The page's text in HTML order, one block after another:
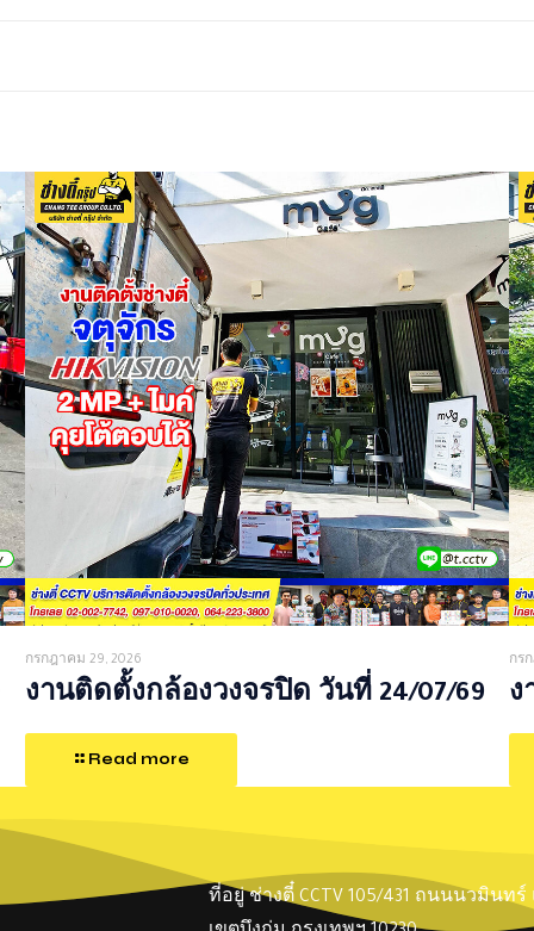
กรกฎาคม 29, 2026
งานติดตั้งกล้องวงจรปิด วันที่ 24/07/69
Read more
กร
ง
ที่อยู่ ช่างตี๋ CCTV 105/431 ถนนนวมินท